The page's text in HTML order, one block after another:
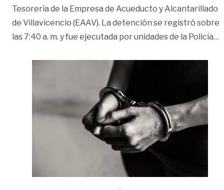
Tesorería de la Empresa de Acueducto y Alcantarillado
de Villavicencio (EAAV). La detención se registró sobre
las 7:40 a. m. y fue ejecutada por unidades de la Policía…